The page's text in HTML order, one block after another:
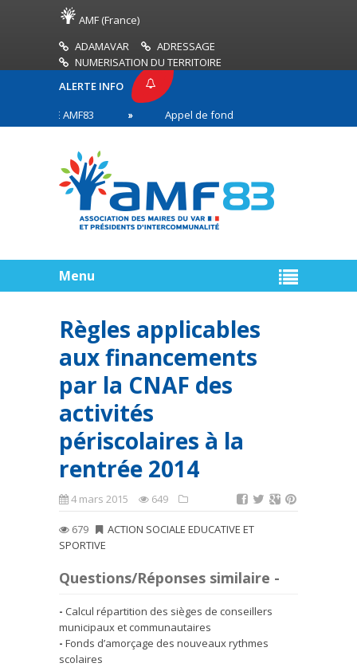
AMF (France)
ADAMAVAR
ADRESSAGE
NUMERISATION DU TERRITOIRE
ALERTE INFO
AMF83
Appel de fonds incendies de forêt
en première ligne
Menu
Règles applicables
aux financements
par la CNAF des
activités
périscolaires à la
rentrée 2014
4 mars 2015 649
679
ACTION SOCIALE EDUCATIVE ET
SPORTIVE
Questions/Réponses similaire -
Calcul répartition des sièges de conseillers
municipaux et communautaires
Fonds d’amorçage des nouveaux rythmes
scolaires